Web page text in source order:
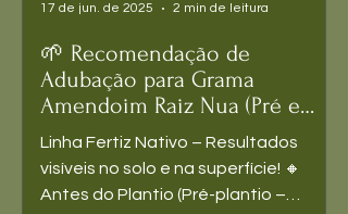
🌱 Recomendação de
Adubação para Grama
Amendoim Raiz Nua (Pré e
Pós-Plantio)
Linha Fertiz Nativo – Resultados
visíveis no solo e na superfície! 🔸
Antes do Plantio (Pré-plantio –
17 de jun. de 2025 2 min de leitura